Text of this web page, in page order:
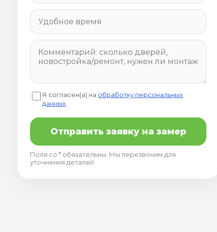
Я согласен(а) на обработку персональных
данных
Отправить заявку на замер
Поля со * обязательны. Мы перезвоним для
уточнения деталей.